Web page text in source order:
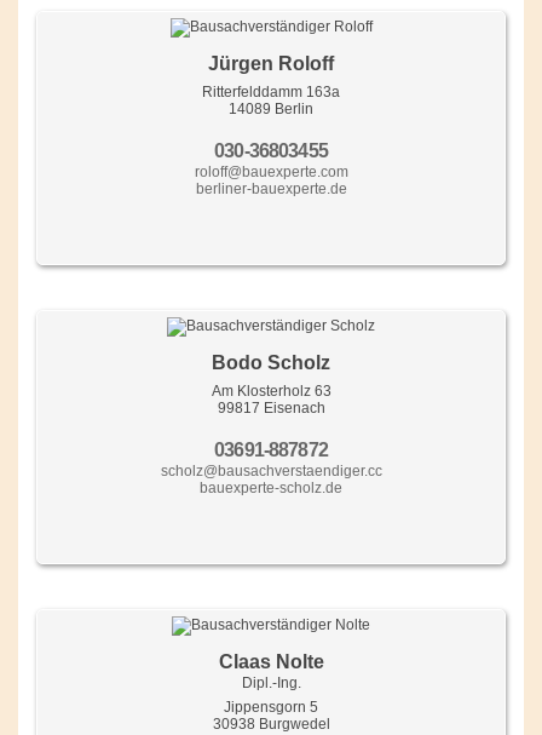
Jürgen Roloff
Ritterfelddamm 163a
14089 Berlin
030-36803455
roloff@bauexperte.com
berliner-bauexperte.de
Bodo Scholz
Am Klosterholz 63
99817 Eisenach
03691-887872
scholz@bausachverstaendiger.cc
bauexperte-scholz.de
Claas Nolte
Dipl.-Ing.
Jippensgorn 5
30938 Burgwedel